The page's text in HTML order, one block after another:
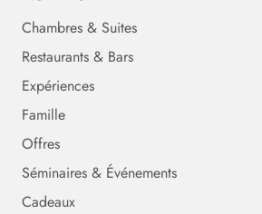
Chambres & Suites
Restaurants & Bars
Expériences
Famille
Offres
Séminaires & Événements
Cadeaux